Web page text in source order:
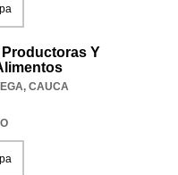
Y
, CAUCA